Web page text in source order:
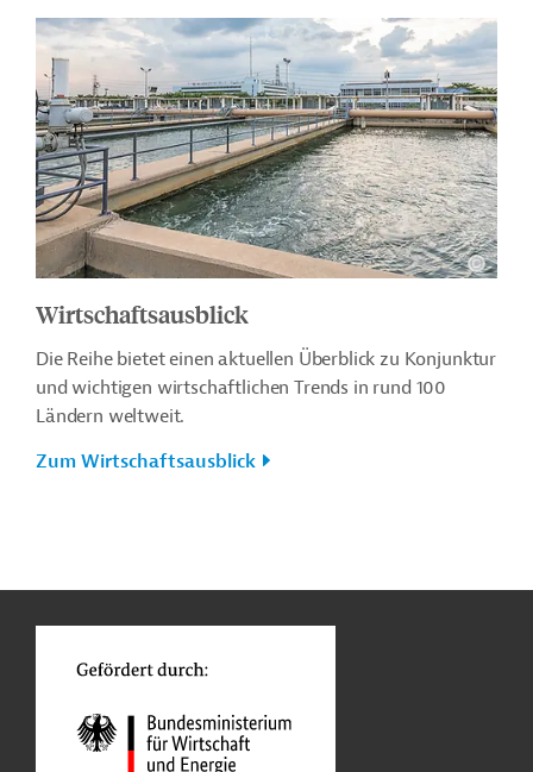
Wirtschaftsausblick
Die Reihe bietet einen aktuellen Überblick zu Konjunktur
und wichtigen wirtschaftlichen Trends in rund 100
Ländern weltweit.
Zum Wirtschaftsausblick